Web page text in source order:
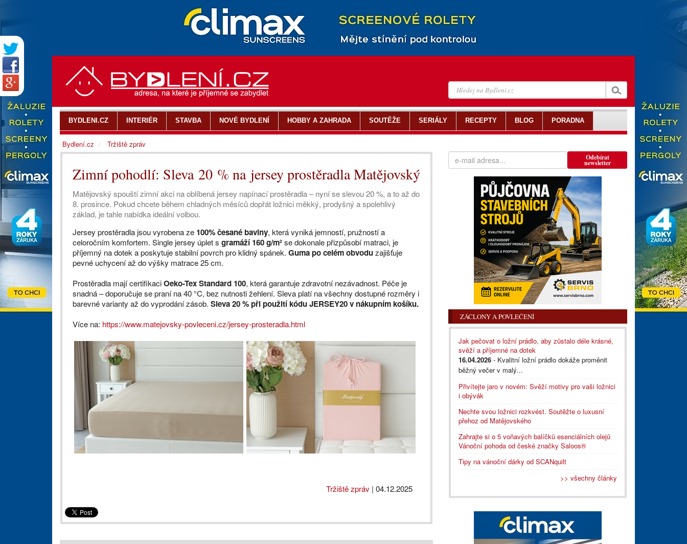
Zimní pohodlí: Sleva 20 % na jersey prostěradla Matějovský
Matějovský spouští zimní akci na oblíbená jersey napínací prostěradla – nyní se slevou 20 %, a to až do
8. prosince. Pokud chcete během chladných měsíců dopřát ložnici měkký, prodyšný a spolehlivý
základ, je tahle nabídka ideální volbou.
Jersey prostěradla jsou vyrobena ze 100% česané bavlny, která vyniká jemností, pružností a
celoročním komfortem. Single jersey úplet s gramáží 160 g/m²se dokonale přizpůsobí matraci, je
příjemný na dotek a poskytuje stabilní povrch pro klidný spánek. Guma po celém obvoduzajišťuje
pevné uchycení až do výšky matrace 25 cm.
Prostěradla mají certifikaciOeko-Tex Standard 100, která garantuje zdravotní nezávadnost. Péče je
snadná – doporučuje se praní na 40 °C, bez nutnosti žehlení. Sleva platí na všechny dostupné rozměry i
barevné varianty až do vyprodání zásob. Sleva 20 % při použití kódu JERSEY20 v nákupním košíku.
Více na: https://www.matejovsky-povleceni.cz/jersey-prosteradla.html
Tržiště zpráv | 04.12.2025
Odebírat
newsletter
ZÁCLONY A POVLEČENÍ
Jak pečovat o ložní prádlo, aby zůstalo déle krásné,
svěží a příjemné na dotek
16.04.2026 - Kvalitní ložní prádlo dokáže proměnit
běžný večer v malý...
Přivítejte jaro v novém: Svěží motivy pro vaši ložnici
i obývák
Nechte svou ložnici rozkvést. Soutěžte o luxusní
přehoz od Matějovského
Zahrajte si o 5 voňavých balíčků esenciálních olejů
Vánoční pohoda od české značky Saloos®
Tipy na vánoční dárky od SCANquilt
>> všechny články
BYDLENI.CZ INTERIÉR STAVBA NOVÉ BYDLENÍ HOBBY A ZAHRADA SOUTĚŽE SERIÁLY RECEPTY BLOG PORADNA
Bydlení.cz Tržiště zpráv